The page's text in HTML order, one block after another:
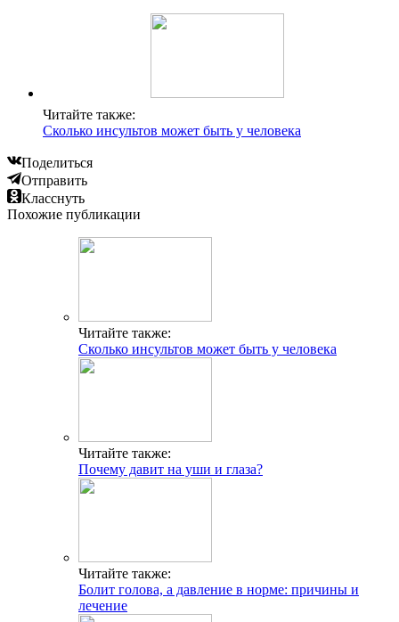
Читайте также:
Сколько инсультов может быть у человека
Поделиться
Отправить
Класснуть
Похожие публикации
Читайте также:
Сколько инсультов может быть у человека
Читайте также:
Почему давит на уши и глаза?
Читайте также:
Болит голова, а давление в норме: причины и
лечение